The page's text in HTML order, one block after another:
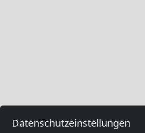
Datenschutzeinstellungen